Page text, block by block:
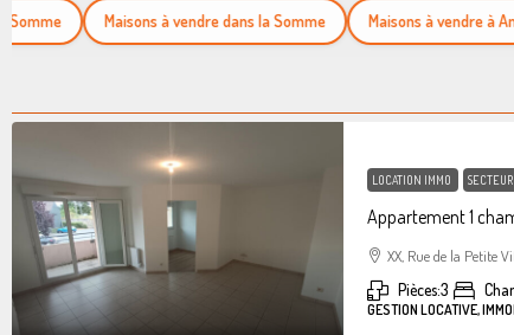
Maisons à vendre dans la Somme Maisons à vendre à Amiens
LOCATION IMMO
Appartement 1
XX, Rue de la Petite
Pièces:3
GESTION LOCATIVE,